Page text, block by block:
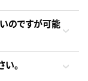
のですが可能
。